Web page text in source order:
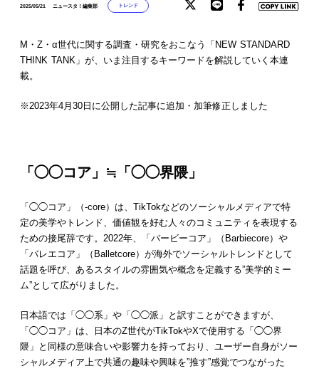
2025/05/21 ニュースタ！編集部 トレンド
M・Z・α世代に関する調査・研究をおこなう「NEW STANDARD
THINK TANK」が、いま注目するキーワードを解説していく本連
載。
※2023年4月30日に公開した記事に追加・加筆修正しました
「◯◯コア」≒「◯◯界隈」
「◯◯コア」（-core）は、TikTokなどのソーシャルメディアで特
定の美学やトレンド、価値観を好む人々のコミュニティを表現する
ための接尾辞です。2022年、「バービーコア」（Barbiecore）や
「バレエコア」（Balletcore）が海外でソーシャルトレンドとして
話題を呼び、あるスタイルの雰囲気や概念を定義する”美学的ミー
ム”として広がりました。
日本語では「◯◯系」や「◯◯派」と訳すことができますが、
「◯◯コア」は、日本のZ世代がTikTokやXで使用する「◯◯界
隈」と同様の意味合いや影響力を持っており、ユーザー自身がソー
シャルメディア上で共通の趣味や興味を”推す”感覚でつながった